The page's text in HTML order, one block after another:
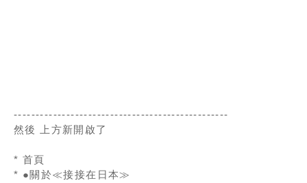
-------------------------------------------------
然後 上方新開啟了
* 首頁
* ●關於≪接接在日本≫